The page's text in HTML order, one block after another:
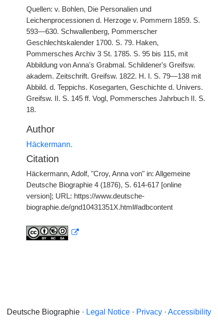
Quellen: v. Bohlen, Die Personalien und
Leichenprocessionen d. Herzoge v. Pommern 1859. S.
593—630. Schwallenberg, Pommerscher
Geschlechtskalender 1700. S. 79. Haken,
Pommersches Archiv 3 St. 1785. S. 95 bis 115, mit
Abbildung von Anna's Grabmal. Schildener's Greifsw.
akadem. Zeitschrift. Greifsw. 1822. H. I. S. 79—138 mit
Abbild. d. Teppichs. Kosegarten, Geschichte d. Univers.
Greifsw. II. S. 145 ff. Vogl, Pommersches Jahrbuch II. S.
18.
Author
Häckermann.
Citation
Häckermann, Adolf, "Croy, Anna von" in: Allgemeine
Deutsche Biographie 4 (1876), S. 614-617 [online
version]; URL: https://www.deutsche-
biographie.de/gnd10431351X.html#adbcontent
Deutsche Biographie · Legal Notice · Privacy · Accessibility